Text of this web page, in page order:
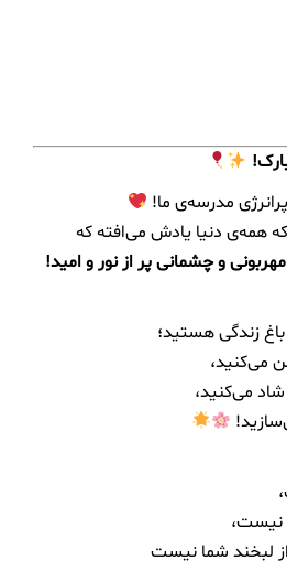
مدرسه‌ی ما!
همه‌ی دنیا یادش می‌افته که
و چشمانی پر از نور و امید!
زندگی هستید؛
می‌کنید،
شاد می‌کنید،
نیست،
لبخند شما نیست